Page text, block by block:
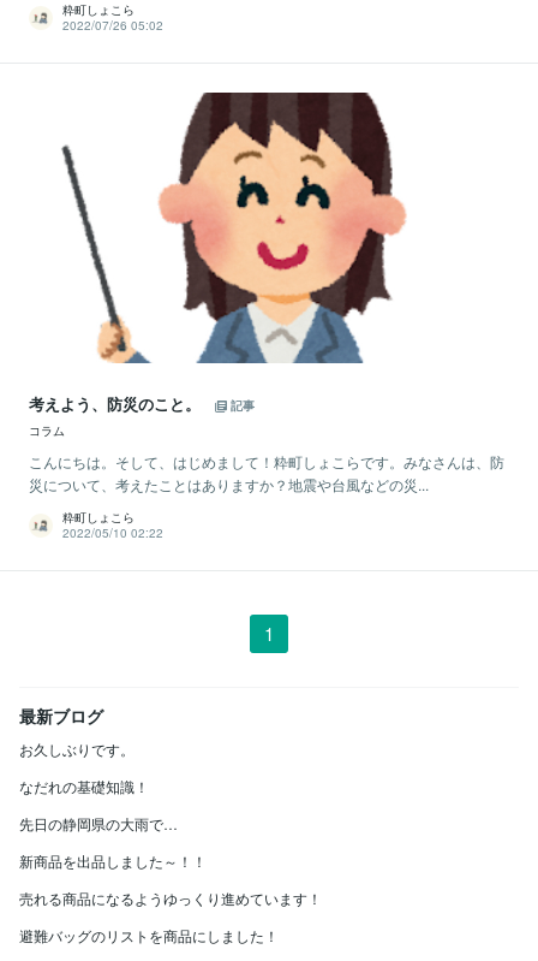
粋町しょこら
2022/07/26 05:02
考えよう、防災のこと。
記事
コラム
こんにちは。そして、はじめまして！粋町しょこらです。みなさんは、防
災について、考えたことはありますか？地震や台風などの災...
粋町しょこら
2022/05/10 02:22
1
最新ブログ
お久しぶりです。
なだれの基礎知識！
先日の静岡県の大雨で…
新商品を出品しました～！！
売れる商品になるようゆっくり進めています！
避難バッグのリストを商品にしました！